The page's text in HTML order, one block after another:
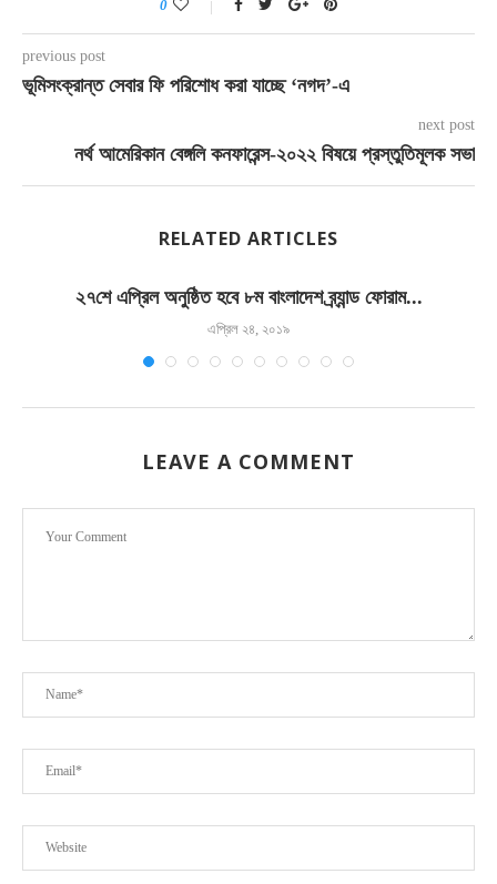
0
previous post
ভূমিসংক্রান্ত সেবার ফি পরিশোধ করা যাচ্ছে ‘নগদ’-এ
next post
নর্থ আমেরিকান বেঙ্গলি কনফারেন্স-২০২২ বিষয়ে প্রস্তুতিমূলক সভা
RELATED ARTICLES
২৭শে এপ্রিল অনুষ্ঠিত হবে ৮ম বাংলাদেশ ব্র্যান্ড ফোরাম...
এপ্রিল ২৪, ২০১৯
LEAVE A COMMENT